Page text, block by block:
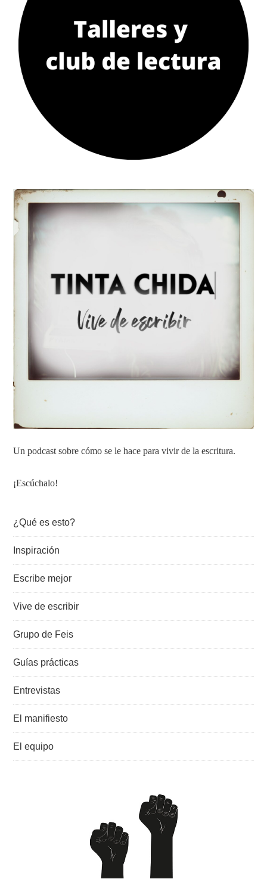
Un podcast sobre cómo se le hace para vivir de la escritura.
¡Escúchalo!
¿Qué es esto?
Inspiración
Escribe mejor
Vive de escribir
Grupo de Feis
Guías prácticas
Entrevistas
El manifiesto
El equipo